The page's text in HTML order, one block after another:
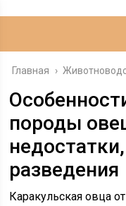
Главная ›
породы
разведения
Каракульская овца